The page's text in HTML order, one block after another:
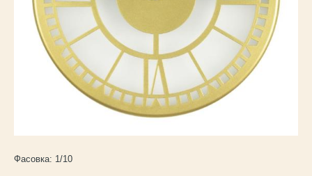
Каталог
товаров
Фасовка: 1/10